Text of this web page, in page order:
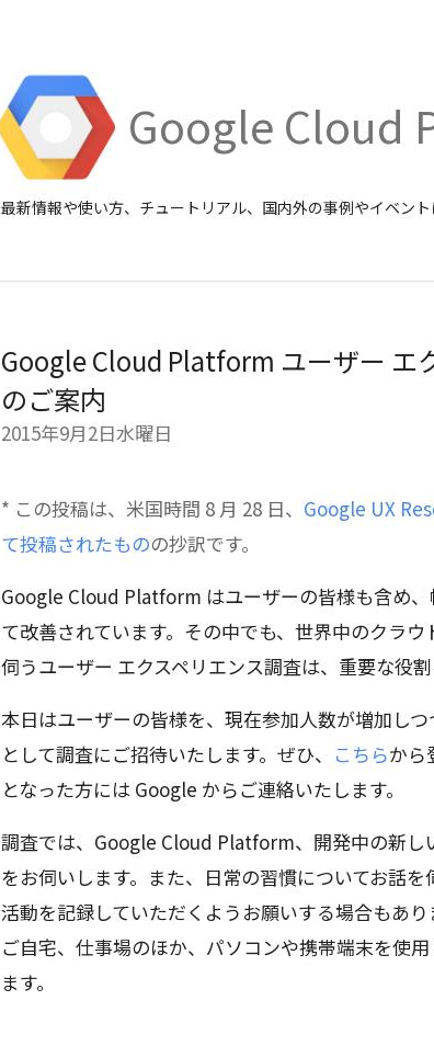
Google Cloud
最新情報や使い方、チュートリアル、国内外の事例やイベント
Google Cloud Platform ユーザー エ
のご案内
2015年9月2日水曜日
* この投稿は、米国時間 8 月 28 日、 Google UX
て投稿されたものの抄訳です。
Google Cloud Platform はユーザーの皆様も含め
て改善されています。その中でも、世界中のクラ
伺うユーザー エクスペリエンス調査は、重要な役割
本日はユーザーの皆様を、現在参加人数が増加し
として調査にご招待いたします。ぜひ、 こちらから
となった方には Google からご連絡いたします。
調査では、Google Cloud Platform、開発中の新し
をお伺いします。また、日常の習慣についてお話
活動を記録していただくようお願いする場合もあり
ご自宅、仕事場のほか、パソコンや携帯端末を使
ます。